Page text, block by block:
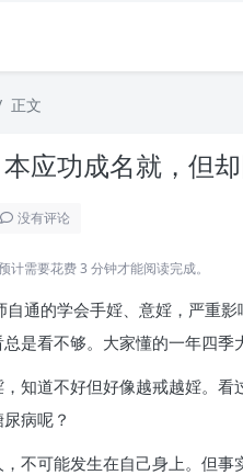
正文
应功成名就，但
没有评论
计需要花费 3 分钟才能阅读完成。
自通的学会手婬、意婬，严重
是看不够。大家懂的一年四季
知道不好但好像越戒越婬。
病呢？
不可能发生在自己身上。但